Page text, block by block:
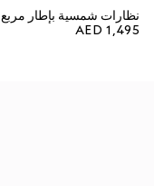
نظارات شمسية بإطار مربع
AED 1,495